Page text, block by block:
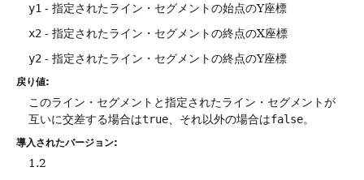
y1 - 指定されたライン・セグメントの始点のY座標
x2 - 指定されたライン・セグメントの終点のX座標
y2 - 指定されたライン・セグメントの終点のY座標
戻り値:
このライン・セグメントと指定されたライン・セグメントが
互いに交差する場合はtrue 、それ以外の場合はfalse。
導入されたバージョン:
1.2